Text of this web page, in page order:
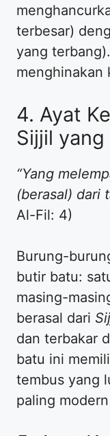
terbesar)
yang
menghinakan
4. Ayat
Sijjil
“Yang
(berasal) dari
Al-Fil: 4)
Burung-
butir batu:
masing-
berasal dari
dan terbakar
batu ini
tembus yang
paling